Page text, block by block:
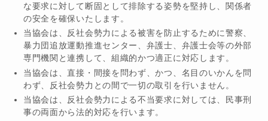
な要求に対して断固として排除する姿勢を堅持し、関係者
の安全を確保いたします。
当協会は、反社会勢力による被害を防止するために警察、
暴力団追放運動推進センター、弁護士、弁護士会等の外部
専門機関と連携して、組織的かつ適正に対応します。
当協会は、直接・間接を問わず、かつ、名目のいかんを問
わず、反社会勢力との間で一切の取引を行いません。
当協会は、反社会勢力による不当要求に対しては、民事刑
事の両面から法的対応を行います。